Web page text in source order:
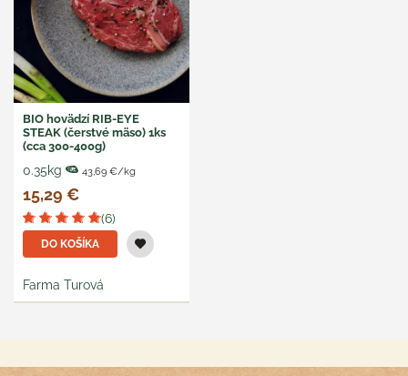
BIO hovädzí RIB-EYE
STEAK (čerstvé mäso) 1ks
(cca 300-400g)
0.35kg 43,69 €/kg
15,29 €
(6)
DO KOŠÍKA
Farma Turová